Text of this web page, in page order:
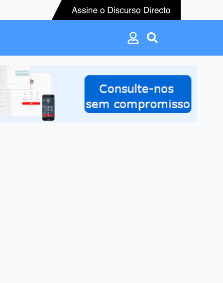
Search
Search
for: